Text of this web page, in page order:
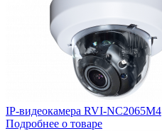
IP-видеокамера RVI-NC2065M4
Подробнее о товаре